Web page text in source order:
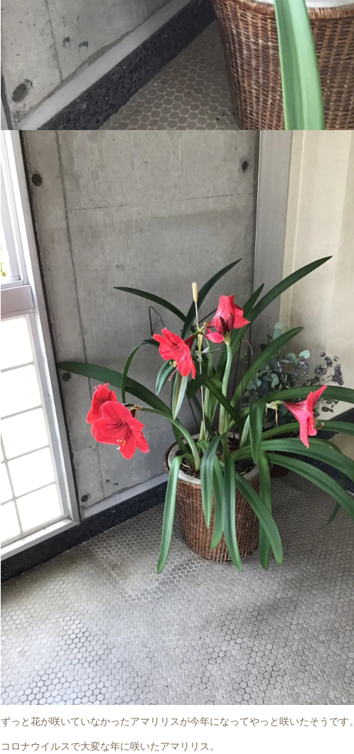
ずっと花が咲いていなかったアマリリスが今年になってやっと咲いたそうです。
コロナウイルスで大変な年に咲いたアマリリス。